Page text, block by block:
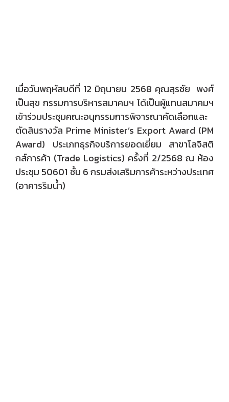
ติดต่อเรา
เมื่อวันพฤหัสบดีที่ 12 มิถุนายน 2568 คุณสุรชัย พงศ์
เป็นสุข กรรมการบริหารสมาคมฯ ได้เป็นผู้แทนสมาคมฯ
เข้าร่วมประชุมคณะอนุกรรมการพิจารณาคัดเลือกและ
ตัดสินรางวัล Prime Minister’s Export Award (PM
Award) ประเภทธุรกิจบริการยอดเยี่ยม สาขาโลจิสติ
กส์การค้า (Trade Logistics) ครั้งที่ 2/2568 ณ ห้อง
ประชุม 50601 ชั้น 6 กรมส่งเสริมการค้าระหว่างประเทศ
(อาคารริมน้ำ)